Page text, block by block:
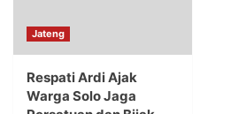
Jateng
Respati Ardi Ajak
Warga Solo Jaga